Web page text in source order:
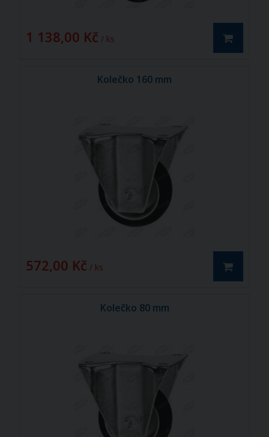
1 138,00 Kč / ks
Kolečko 160 mm
572,00 Kč / ks
Kolečko 80 mm